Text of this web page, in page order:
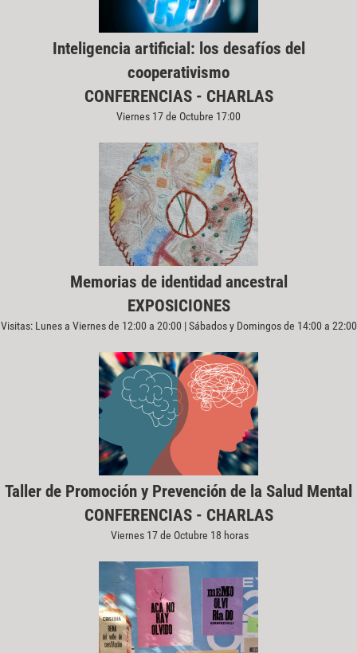
Inteligencia artificial: los desafíos del
cooperativismo
CONFERENCIAS - CHARLAS
Viernes 17 de Octubre 17:00
Memorias de identidad ancestral
EXPOSICIONES
Visitas: Lunes a Viernes de 12:00 a 20:00 | Sábados y Domingos de 14:00 a 22:00
Taller de Promoción y Prevención de la Salud Mental
CONFERENCIAS - CHARLAS
Viernes 17 de Octubre 18 horas